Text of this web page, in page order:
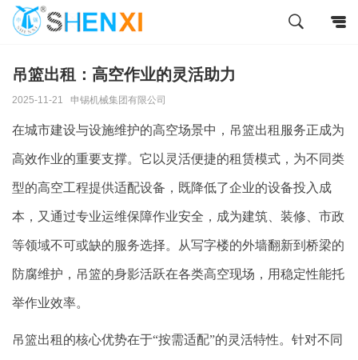
吊篮出租：高空作业的灵活助力
2025-11-21 申锡机械集团有限公司
在城市建设与设施维护的高空场景中，吊篮出租服务正成为
高效作业的重要支撑。它以灵活便捷的租赁模式，为不同类
型的高空工程提供适配设备，既降低了企业的设备投入成
本，又通过专业运维保障作业安全，成为建筑、装修、市政
等领域不可或缺的服务选择。从写字楼的外墙翻新到桥梁的
防腐维护，吊篮的身影活跃在各类高空现场，用稳定性能托
举作业效率。
吊篮出租的核心优势在于“按需适配”的灵活特性。针对不同